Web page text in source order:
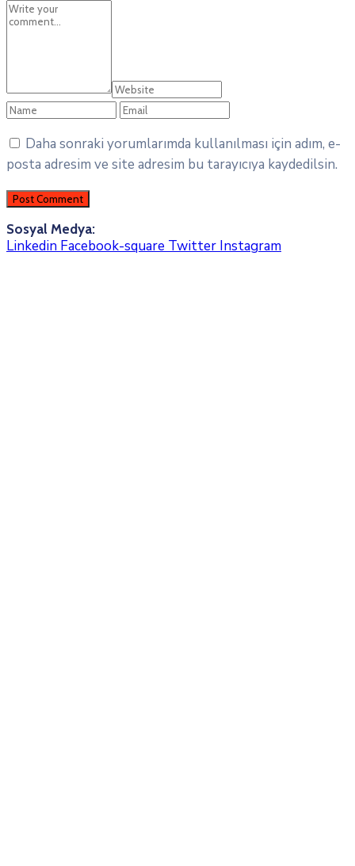
Daha sonraki yorumlarımda kullanılması için adım, e-
posta adresim ve site adresim bu tarayıcıya kaydedilsin.
Sosyal Medya:
Linkedin Facebook-square Twitter Instagram